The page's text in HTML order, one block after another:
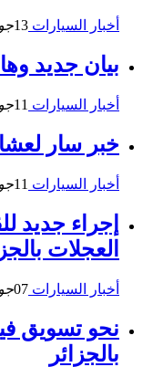
أخبار السيارات 13
بيان جديد
أخبار السيارات 11
خبر سار
أخبار السيارات 11
إجراء جديد
العجلات
أخبار السيارات 07
نحو تسويق
بالجزائر